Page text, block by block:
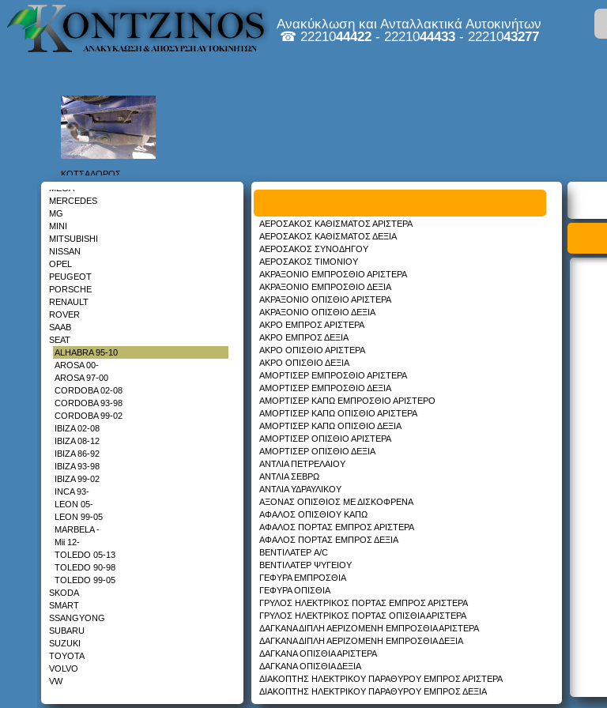
Ανακύκλωση και Ανταλλακτικά Αυτοκινήτων
☎ 2221044422- 2221044433- 2221043277
ΚΟΤΣΑΔΟΡΟΣ
ΤΕΜΠΕΛΗΣ
FORD MONDEO 00-07
ΚΟΤΣΑΔΟΡΟΣ
HONDA ACCORD 92-95
ΚΟΤΣΑΔΟΡΟΣ
KIA SPORTAGE 95-04
ΚΟΤΣΑΔΟΡΟΣ
MAZDA TRIBUTE 02-
GMC
HONDA
HYUNDAI
INFINITY
JEEP
KIA
LADA
LANCIA
LAND ROVER
MAZDA
MEGA
MERCEDES
MG
MINI
MITSUBISHI
NISSAN
OPEL
PEUGEOT
PORSCHE
RENAULT
ROVER
SAAB
SEAT
ALHABRA 95-10
AROSA 00-
AROSA 97-00
CORDOBA 02-08
CORDOBA 93-98
CORDOBA 99-02
IBIZA 02-08
IBIZA 08-12
IBIZA 86-92
IBIZA 93-98
IBIZA 99-02
INCA 93-
LEON 05-
LEON 99-05
MARBELA -
Mii 12-
TOLEDO 05-13
TOLEDO 90-98
TOLEDO 99-05
SKODA
SMART
SSANGYONG
SUBARU
SUZUKI
TOYOTA
VOLVO
VW
ΑΕΡΟΣΑΚΟΣ ΚΑΘΙΣΜΑΤΟΣ ΑΡΙΣΤΕΡΑ
ΑΕΡΟΣΑΚΟΣ ΚΑΘΙΣΜΑΤΟΣ ΔΕΞΙΑ
ΑΕΡΟΣΑΚΟΣ ΣΥΝΟΔΗΓΟΥ
ΑΕΡΟΣΑΚΟΣ ΤΙΜΟΝΙΟΥ
ΑΚΡΑΞΟΝΙΟ ΕΜΠΡΟΣΘΙΟ ΑΡΙΣΤΕΡΑ
ΑΚΡΑΞΟΝΙΟ ΕΜΠΡΟΣΘΙΟ ΔΕΞΙΑ
ΑΚΡΑΞΟΝΙΟ ΟΠΙΣΘΙΟ ΑΡΙΣΤΕΡΑ
ΑΚΡΑΞΟΝΙΟ ΟΠΙΣΘΙΟ ΔΕΞΙΑ
ΑΚΡΟ ΕΜΠΡΟΣ ΑΡΙΣΤΕΡΑ
ΑΚΡΟ ΕΜΠΡΟΣ ΔΕΞΙΑ
ΑΚΡΟ ΟΠΙΣΘΙΟ ΑΡΙΣΤΕΡΑ
ΑΚΡΟ ΟΠΙΣΘΙΟ ΔΕΞΙΑ
ΑΜΟΡΤΙΣΕΡ ΕΜΠΡΟΣΘΙΟ ΑΡΙΣΤΕΡΑ
ΑΜΟΡΤΙΣΕΡ ΕΜΠΡΟΣΘΙΟ ΔΕΞΙΑ
ΑΜΟΡΤΙΣΕΡ ΚΑΠΩ ΕΜΠΡΟΣΘΙΟ ΑΡΙΣΤΕΡΟ
ΑΜΟΡΤΙΣΕΡ ΚΑΠΩ ΟΠΙΣΘΙΟ ΑΡΙΣΤΕΡΑ
ΑΜΟΡΤΙΣΕΡ ΚΑΠΩ ΟΠΙΣΘΙΟ ΔΕΞΙΑ
ΑΜΟΡΤΙΣΕΡ ΟΠΙΣΘΙΟ ΑΡΙΣΤΕΡΑ
ΑΜΟΡΤΙΣΕΡ ΟΠΙΣΘΙΟ ΔΕΞΙΑ
ΑΝΤΛΙΑ ΠΕΤΡΕΛΑΙΟΥ
ΑΝΤΛΙΑ ΣΕΒΡΩ
ΑΝΤΛΙΑ ΥΔΡΑΥΛΙΚΟΥ
ΑΞΟΝΑΣ ΟΠΙΣΘΙΟΣ ΜΕ ΔΙΣΚΟΦΡΕΝΑ
ΑΦΑΛΟΣ ΟΠΙΣΘΙΟΥ ΚΑΠΩ
ΑΦΑΛΟΣ ΠΟΡΤΑΣ ΕΜΠΡΟΣ ΑΡΙΣΤΕΡΑ
ΑΦΑΛΟΣ ΠΟΡΤΑΣ ΕΜΠΡΟΣ ΔΕΞΙΑ
ΒΕΝΤΙΛΑΤΕΡ A/C
ΒΕΝΤΙΛΑΤΕΡ ΨΥΓΕΙΟΥ
ΓΕΦΥΡΑ ΕΜΠΡΟΣΘΙΑ
ΓΕΦΥΡΑ ΟΠΙΣΘΙΑ
ΓΡΥΛΟΣ ΗΛΕΚΤΡΙΚΟΣ ΠΟΡΤΑΣ ΕΜΠΡΟΣ ΑΡΙΣΤΕΡΑ
ΓΡΥΛΟΣ ΗΛΕΚΤΡΙΚΟΣ ΠΟΡΤΑΣ ΟΠΙΣΘΙΑ ΑΡΙΣΤΕΡΑ
ΔΑΓΚΑΝΑ ΔΙΠΛΗ ΑΕΡΙΖΟΜΕΝΗ ΕΜΠΡΟΣΘΙΑ ΑΡΙΣΤΕΡΑ
ΔΑΓΚΑΝΑ ΔΙΠΛΗ ΑΕΡΙΖΟΜΕΝΗ ΕΜΠΡΟΣΘΙΑ ΔΕΞΙΑ
ΔΑΓΚΑΝΑ ΟΠΙΣΘΙΑ ΑΡΙΣΤΕΡΑ
ΔΑΓΚΑΝΑ ΟΠΙΣΘΙΑ ΔΕΞΙΑ
ΔΙΑΚΟΠΤΗΣ ΗΛΕΚΤΡΙΚΟΥ ΠΑΡΑΘΥΡΟΥ ΕΜΠΡΟΣ ΑΡΙΣΤΕΡΑ
ΔΙΑΚΟΠΤΗΣ ΗΛΕΚΤΡΙΚΟΥ ΠΑΡΑΘΥΡΟΥ ΕΜΠΡΟΣ ΔΕΞΙΑ
ΔΙΑΚΟΠΤΗΣ ΗΛΕΚΤΡΙΚΟΥ ΠΑΡΑΘΥΡΟΥ ΟΠΙΣΘΙΟΣ ΑΡΙΣΤΕΡΑ